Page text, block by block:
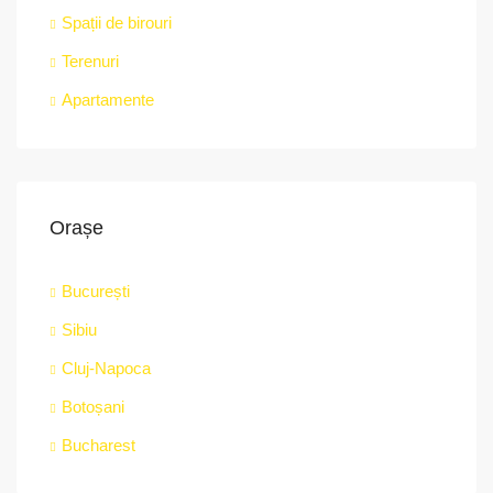
Spații de birouri
Terenuri
Apartamente
Orașe
București
Sibiu
Cluj-Napoca
Botoșani
Bucharest